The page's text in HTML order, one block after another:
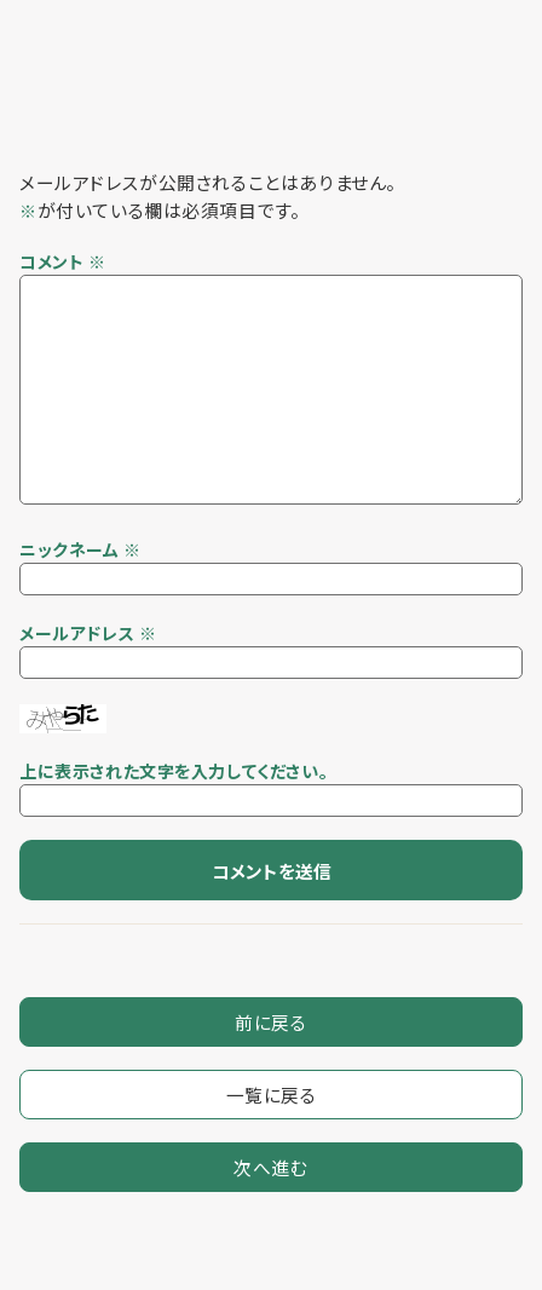
メールアドレスが公開されることはありません。
※ が付いている欄は必須項目です。
コメント ※
ニックネーム ※
メールアドレス ※
上に表示された文字を入力してください。
前に戻る
一覧に戻る
次へ進む